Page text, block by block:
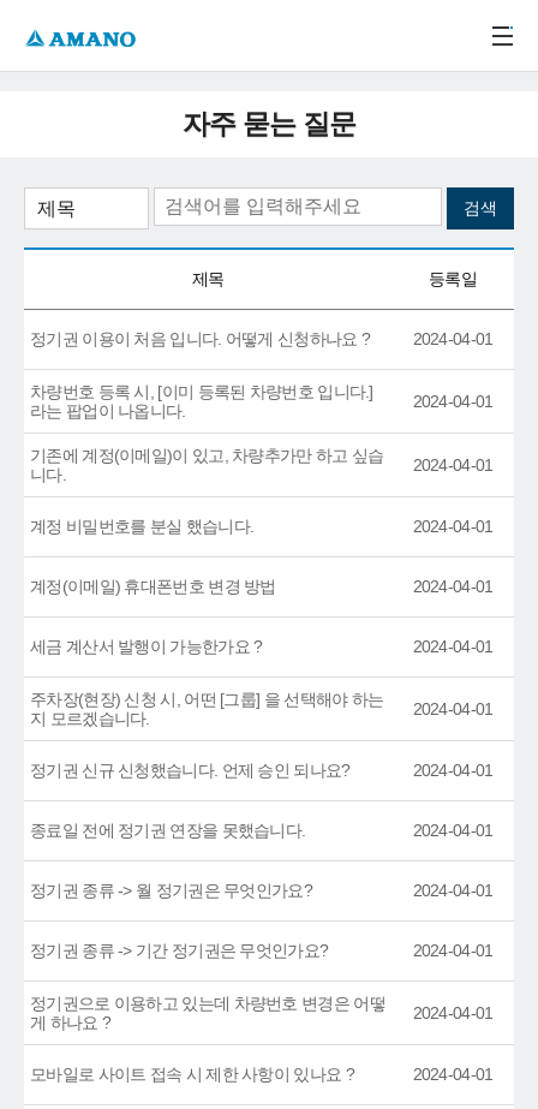
자주 묻는 질문
제목 등록일
정기권 이용이 처음 입니다. 어떻게 신청하나요 ? 2024-04-01
차량번호 등록 시, [이미 등록된 차량번호 입니다.]
라는 팝업이 나옵니다.
2024-04-01
기존에 계정(이메일)이 있고, 차량추가만 하고 싶습
니다.
2024-04-01
계정 비밀번호를 분실 했습니다. 2024-04-01
계정(이메일) 휴대폰번호 변경 방법 2024-04-01
세금 계산서 발행이 가능한가요 ? 2024-04-01
주차장(현장) 신청 시, 어떤 [그룹] 을 선택해야 하는
지 모르겠습니다.
2024-04-01
정기권 신규 신청했습니다. 언제 승인 되나요? 2024-04-01
종료일 전에 정기권 연장을 못했습니다. 2024-04-01
정기권 종류 -> 월 정기권은 무엇인가요? 2024-04-01
정기권 종류 -> 기간 정기권은 무엇인가요? 2024-04-01
정기권으로 이용하고 있는데 차량번호 변경은 어떻
게 하나요 ?
2024-04-01
모바일로 사이트 접속 시 제한 사항이 있나요 ? 2024-04-01